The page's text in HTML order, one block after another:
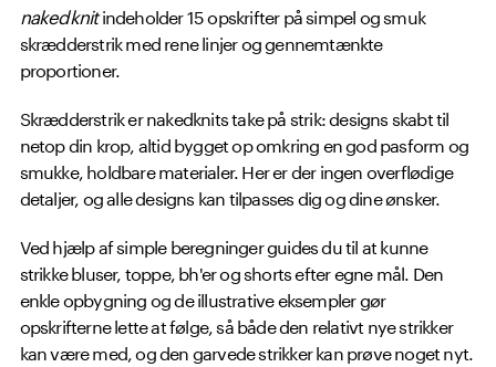
nakedknitindeholder 15 opskrifter på simpel og smuk
skrædderstrik med rene linjer og gennemtænkte
proportioner.
Skrædderstrik er nakedknits take på strik: designs skabt til
netop din krop, altid bygget op omkring en god pasform og
smukke, holdbare materialer. Her er der ingen overflødige
detaljer, og alle designs kan tilpasses dig og dine ønsker.
Ved hjælp af simple beregninger guides du til at kunne
strikke bluser, toppe, bh'er og shorts efter egne mål. Den
enkle opbygning og de illustrative eksempler gør
opskrifterne lette at følge, så både den relativt nye strikker
kan være med, og den garvede strikker kan prøve noget nyt.